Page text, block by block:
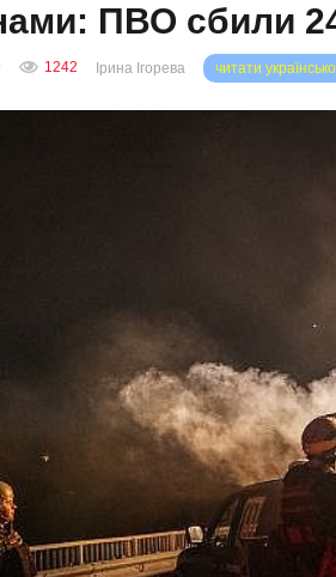
ПВО сбили
1242 читати
Ірина Ігорева